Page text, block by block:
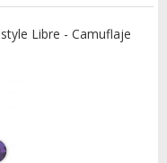
Libre - Camuflaje